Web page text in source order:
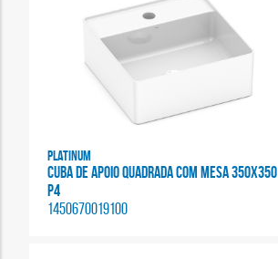
Platinum
CUBA DE APOIO QUADRADA COM MESA 350X350
P4
1450670019100